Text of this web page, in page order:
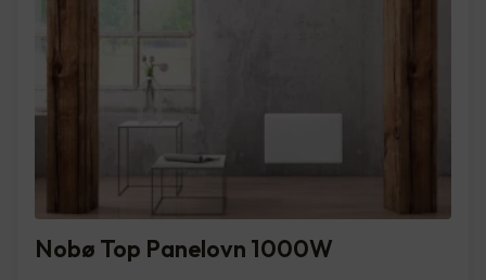
Nobø Top Panelovn 1000W